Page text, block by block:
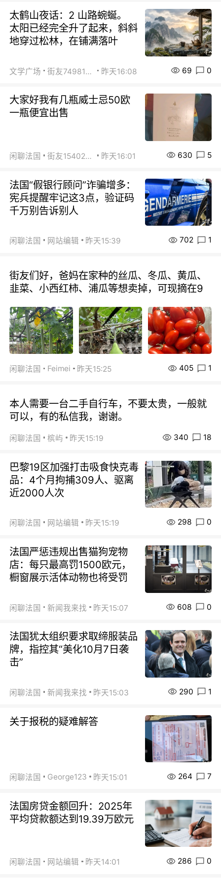
太鹤山夜话：2 山路蜿蜒。
太阳已经完全升了起来，斜斜
地穿过松林，在铺满落叶
文学广场 街友74981146 昨天16:08 69 0
大家好我有几瓶威士忌50欧
一瓶便宜出售
闲聊法国 街友15402223 昨天16:01 630 5
法国“假银行顾问”诈骗增多：
宪兵提醒牢记这3点，验证码
千万别告诉别人
闲聊法国 网站编辑 昨天15:39 702 1
街友们好，爸妈在家种的丝瓜、冬瓜、黄瓜、
韭菜、小西红柿、浦瓜等想卖掉，可现摘在9
闲聊法国 Feimei 昨天15:25 405 1
本人需要一台二手自行车，不要太贵，一般就
可以，有的私信我，谢谢。
闲聊法国 槟屿 昨天15:19 340 18
巴黎19区加强打击吸食快克毒
品：4个月拘捕309人、驱离
近2000人次
闲聊法国 网站编辑 昨天15:19 298 0
法国严惩违规出售猫狗宠物
店：每只最高罚1500欧元，
橱窗展示活体动物也将受罚
闲聊法国 新闻我来找 昨天15:07 608 0
法国犹太组织要求取缔服装品
牌，指控其“美化10月7日袭
击”
闲聊法国 新闻我来找 昨天15:03 290 1
关于报税的疑难解答
闲聊法国 George123 昨天15:01 264 7
法国房贷金额回升：2025年
平均贷款额达到19.39万欧元
闲聊法国 网站编辑 昨天14:01 286 0